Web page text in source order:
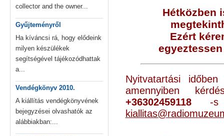
collector and the owner...
Gyűjteményről
Ha kíváncsi rá, hogy elődeink
milyen készülékek
segítségével tájékozódhattak
a...
Vendégkönyv 2010.
A kiállítás vendégkönyvének
bejegyzései olvashatók az
alábbiakban:...
Hétközben
Ezért
Nyitvatartási
amennyiben
+36302459118-s